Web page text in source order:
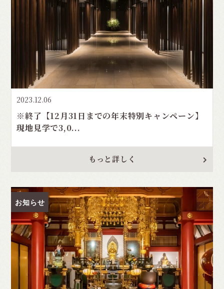
2023.12.06
※終了【12月31日までの年末特別キャンペーン】
現地見学で3,0...
もっと詳しく
お知らせ